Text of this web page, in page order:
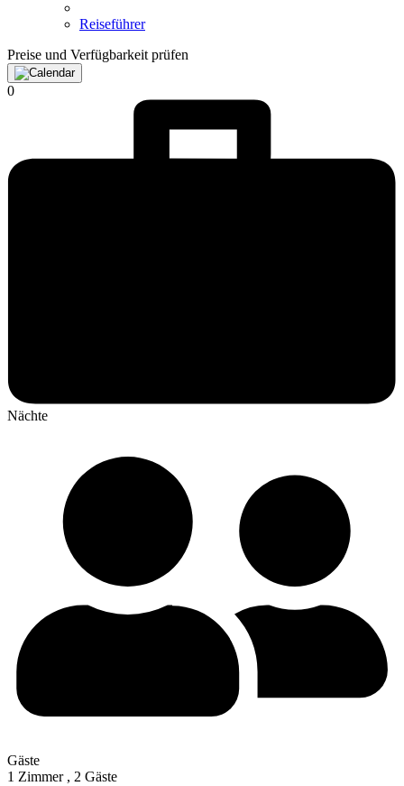
Reiseführer
Preise und Verfügbarkeit prüfen
0
Nächte
Gäste
1 Zimmer , 2 Gäste